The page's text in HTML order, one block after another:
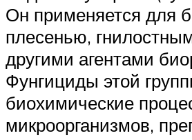
Он применяется для
плесенью,
другими агентами
Фунгициды этой
биохимические
микроорганизмов,